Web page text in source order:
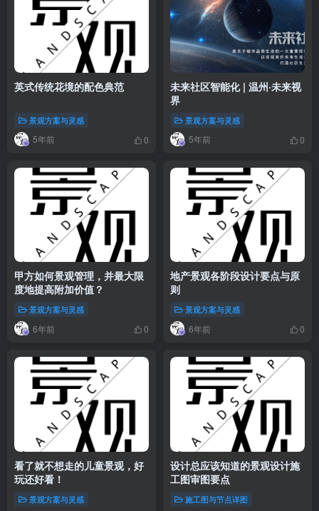
英式传统花境的配色典范
景观方案与灵感
5年前 0
未来社区智能化 | 温州·未来视
界
景观方案与灵感
5年前 0
甲方如何景观管理，并最大限
度地提高附加价值？
景观方案与灵感
6年前 0
地产景观各阶段设计要点与原
则
景观方案与灵感
6年前 0
看了就不想走的儿童景观，好
玩还好看！
景观方案与灵感
设计总应该知道的景观设计施
工图审图要点
施工图与节点详图